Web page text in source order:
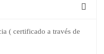
( certificado a través de